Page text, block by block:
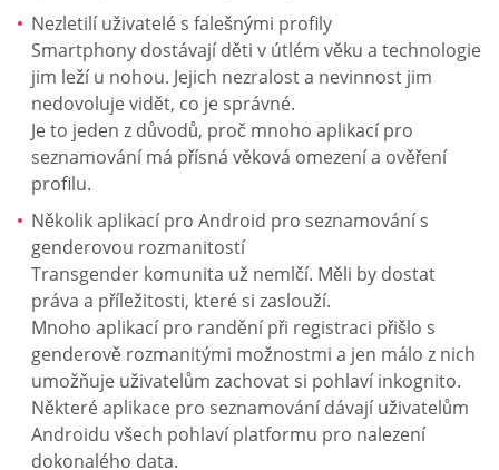
Nezletilí uživatelé s falešnými profily
Smartphony dostávají děti v útlém věku a technologie
jim leží u nohou. Jejich nezralost a nevinnost jim
nedovoluje vidět, co je správné.
Je to jeden z důvodů, proč mnoho aplikací pro
seznamování má přísná věková omezení a ověření
profilu.
Několik aplikací pro Android pro seznamování s
genderovou rozmanitostí
Transgender komunita už nemlčí. Měli by dostat
práva a příležitosti, které si zaslouží.
Mnoho aplikací pro randění při registraci přišlo s
genderově rozmanitými možnostmi a jen málo z nich
umožňuje uživatelům zachovat si pohlaví inkognito.
Některé aplikace pro seznamování dávají uživatelům
Androidu všech pohlaví platformu pro nalezení
dokonalého data.